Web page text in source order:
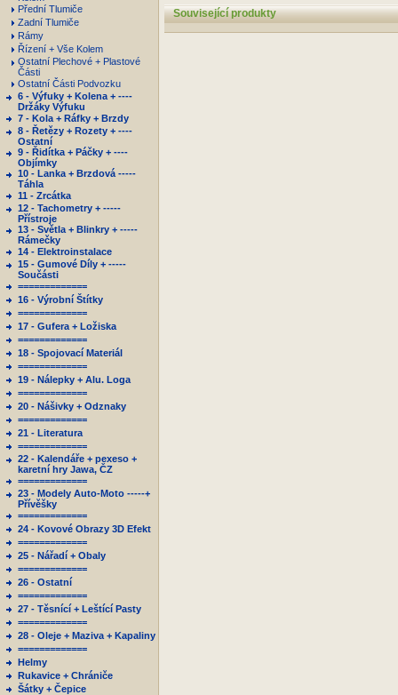
Přední Tlumiče
Zadní Tlumiče
Rámy
Řízení + Vše Kolem
Ostatní Plechové + Plastové
Části
Ostatní Části Podvozku
6 - Výfuky + Kolena + ----
Držáky Výfuku
7 - Kola + Ráfky + Brzdy
8 - Řetězy + Rozety + ----
Ostatní
9 - Řidítka + Páčky + ----
Objímky
10 - Lanka + Brzdová -----
Táhla
11 - Zrcátka
12 - Tachometry + -----
Přístroje
13 - Světla + Blinkry + -----
Rámečky
14 - Elektroinstalace
15 - Gumové Díly + -----
Součásti
=============
16 - Výrobní Štítky
=============
17 - Gufera + Ložiska
=============
18 - Spojovací Materiál
=============
19 - Nálepky + Alu. Loga
=============
20 - Nášivky + Odznaky
=============
21 - Literatura
=============
22 - Kalendáře + pexeso +
karetní hry Jawa, ČZ
=============
23 - Modely Auto-Moto -----+
Přívěšky
=============
24 - Kovové Obrazy 3D Efekt
=============
25 - Nářadí + Obaly
=============
26 - Ostatní
=============
27 - Těsnící + Leštící Pasty
=============
28 - Oleje + Maziva + Kapaliny
=============
Helmy
Rukavice + Chrániče
Šátky + Čepice
Související produkty